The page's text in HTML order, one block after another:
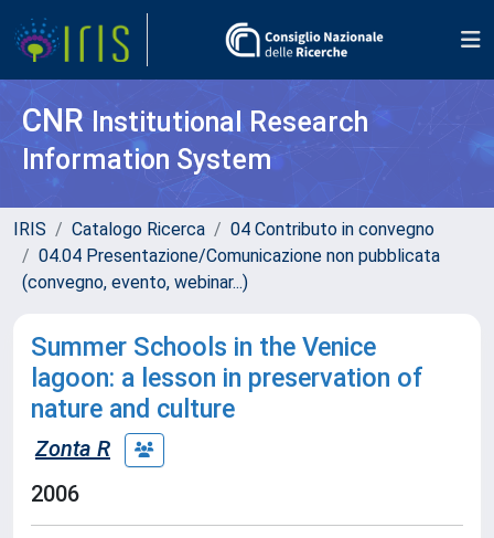
CNR Institutional Research
Information System
IRIS Catalogo Ricerca
04 Contributo in convegno
04.04 Presentazione/Comunicazione non pubblicata
(convegno, evento, webinar...)
Summer Schools in the Venice
lagoon: a lesson in preservation of
nature and culture
Zonta R
2006